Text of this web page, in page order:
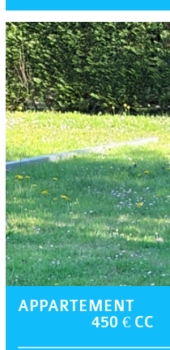
APPARTEMENT
450 € CC